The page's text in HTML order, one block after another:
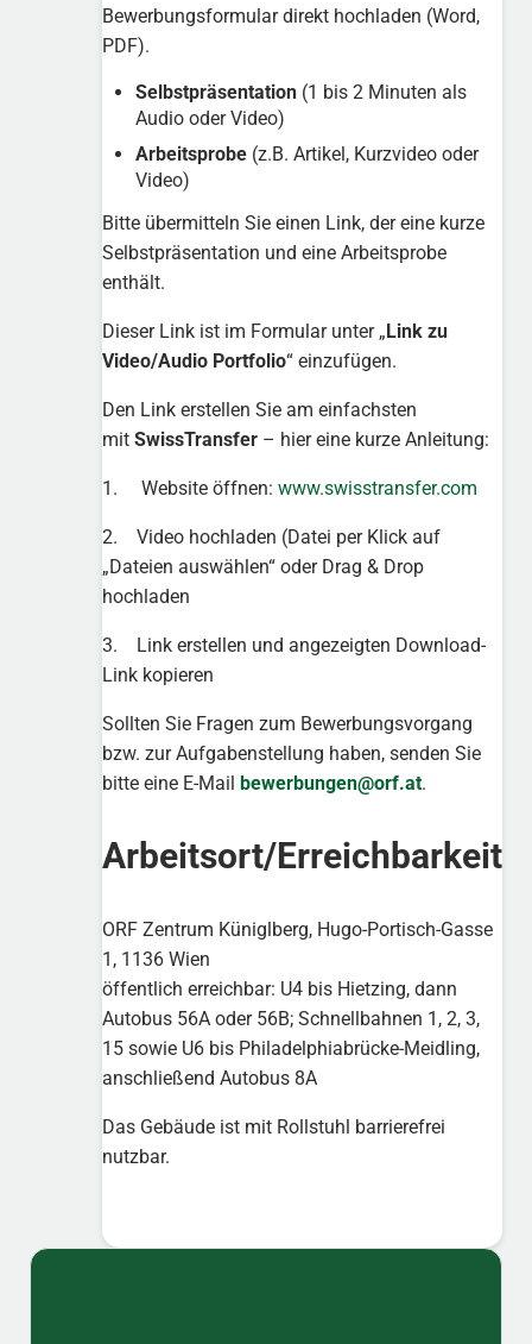
Bewerbungsformular direkt hochladen (Word,
PDF).
Selbstpräsentation (1 bis 2 Minuten als
Audio oder Video)
Arbeitsprobe (z.B. Artikel, Kurzvideo oder
Video)
Bitte übermitteln Sie einen Link, der eine kurze
Selbstpräsentation und eine Arbeitsprobe
enthält.
Dieser Link ist im Formular unter „ Link zu
Video/Audio Portfolio“ einzufügen.
Den Link erstellen Sie am einfachsten
mitSwissTransfer – hier eine kurze Anleitung:
1. Website öffnen:www.swisstransfer.com
2. Video hochladen (Datei per Klick auf
„Dateien auswählen“ oder Drag & Drop
hochladen
3. Link erstellen und angezeigten Download-
Link kopieren
Sollten Sie Fragen zum Bewerbungsvorgang
bzw. zur Aufgabenstellung haben, senden Sie
bitte eine E-Mail
bewerbungen@orf.at.
Arbeitsort/Erreichbarkeit
ORF Zentrum Küniglberg, Hugo-Portisch-Gasse
1, 1136 Wien
öffentlich erreichbar: U4 bis Hietzing, dann
Autobus 56A oder 56B; Schnellbahnen 1, 2, 3,
15 sowie U6 bis Philadelphiabrücke-Meidling,
anschließend Autobus 8A
Das Gebäude ist mit Rollstuhl barrierefrei
nutzbar.
Sidebar